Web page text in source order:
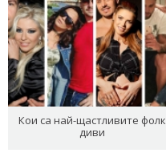
Кои са най-щастливите фолк
диви